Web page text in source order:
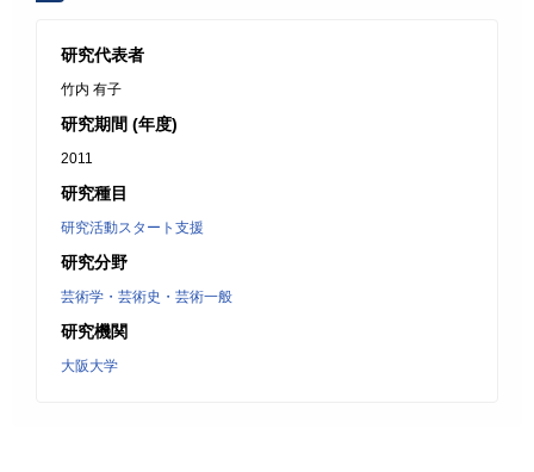
研究代表者
竹内 有子
研究期間 (年度)
2011
研究種目
研究活動スタート支援
研究分野
芸術学・芸術史・芸術一般
研究機関
大阪大学